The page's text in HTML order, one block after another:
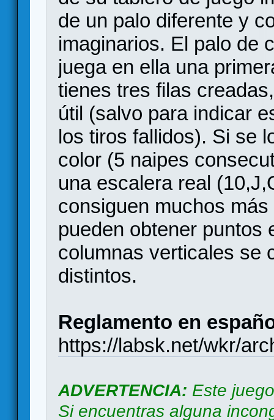
de un palo diferente y
imaginarios. El palo de
juega en ella una
tienes tres filas
útil (salvo para indicar
los tiros fallidos). Si se
color (5 naipes
una escalera real
consiguen muchos
pueden obtener puntos
columnas verticales se
distintos.
Reglamento en
https://labsk.net/wkr/
ADVERTENCIA: Este
Si encuentras alguna